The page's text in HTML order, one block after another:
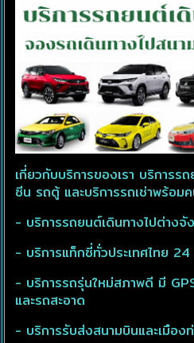
เกี่ยวกับบริการของเรา บริการ
ซีน รถตู้ และบริการรถเช่าพร้อม
- บริการรถยนต์เดินทางไปต่างจั
- บริการแท็กซี่ทั่วประเทศไทย
- บริการรถรุ่นใหม่สภาพดี มี
และรถสะอาด
- บริการรับส่งสนามบินและเมือง